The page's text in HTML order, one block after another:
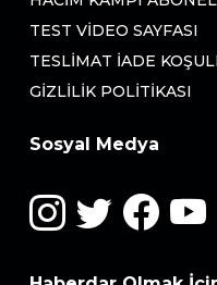
TEST VIDEO SAYFASI
TESLIMAT İADE
GIZLILIK POLITIKASI
Sosyal Medya